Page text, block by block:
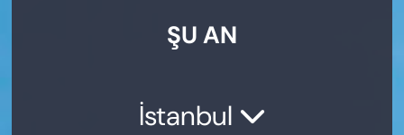
ŞU AN
İstanbul